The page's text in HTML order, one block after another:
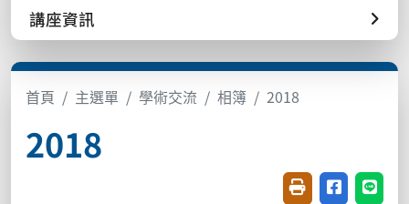
講座資訊
首頁 主選單 學術交流 相簿 2018
2018
友善列印(開新視
分享至臉書
分享